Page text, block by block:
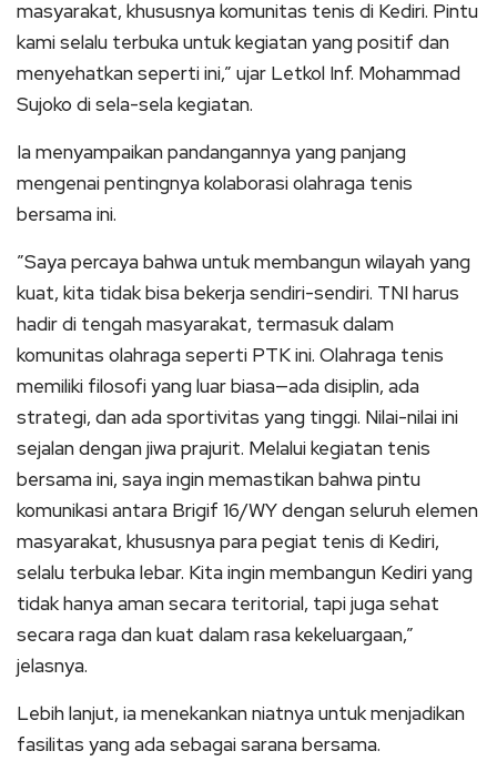
masyarakat, khususnya komunitas tenis di Kediri. Pintu
kami selalu terbuka untuk kegiatan yang positif dan
menyehatkan seperti ini,” ujar Letkol Inf. Mohammad
Sujoko di sela-sela kegiatan.
Ia menyampaikan pandangannya yang panjang
mengenai pentingnya kolaborasi olahraga tenis
bersama ini.
​”Saya percaya bahwa untuk membangun wilayah yang
kuat, kita tidak bisa bekerja sendiri-sendiri. TNI harus
hadir di tengah masyarakat, termasuk dalam
komunitas olahraga seperti PTK ini. Olahraga tenis
memiliki filosofi yang luar biasa—ada disiplin, ada
strategi, dan ada sportivitas yang tinggi. Nilai-nilai ini
sejalan dengan jiwa prajurit. Melalui kegiatan tenis
bersama ini, saya ingin memastikan bahwa pintu
komunikasi antara Brigif 16/WY dengan seluruh elemen
masyarakat, khususnya para pegiat tenis di Kediri,
selalu terbuka lebar. Kita ingin membangun Kediri yang
tidak hanya aman secara teritorial, tapi juga sehat
secara raga dan kuat dalam rasa kekeluargaan,”
jelasnya.
Lebih lanjut, ia menekankan niatnya untuk menjadikan
fasilitas yang ada sebagai sarana bersama.